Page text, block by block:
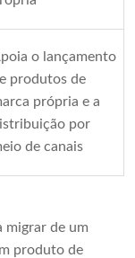
o lançamento
produtos de
própria e a
por
de canais
migrar de um
produto de